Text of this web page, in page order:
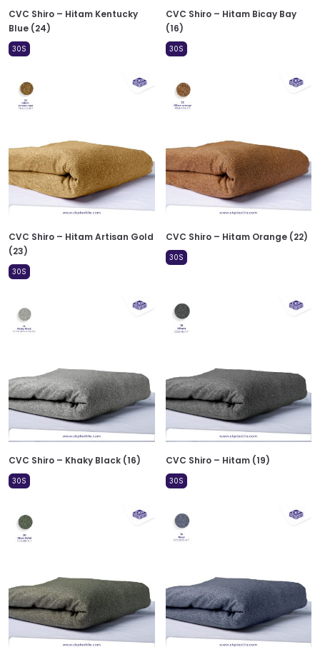
CVC Shiro – Hitam Kentucky
Blue (24)
30S
CVC Shiro – Hitam Bicay Bay
(16)
30S
CVC Shiro – Hitam Artisan Gold
(23)
30S
CVC Shiro – Hitam Orange (22)
30S
CVC Shiro – Khaky Black (16)
30S
CVC Shiro – Hitam (19)
30S